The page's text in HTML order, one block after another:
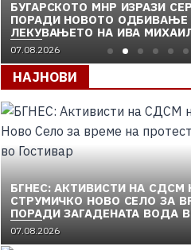
БУГАРСКОТО МНР ИЗРАЗИ
ПОРАДИ НОВОТО ОДБИВАЊЕ
ЛЕКУВАЊЕТО НА ИВА
07.08.2026
НАЈНОВИ
БГНЕС: AКТИВИСТИ НА СДСМ
СТРУМИЧКО НОВО СЕЛО ЗА
ПОРАДИ ЗАГАДЕНАТА ВОДА
07.08.2026